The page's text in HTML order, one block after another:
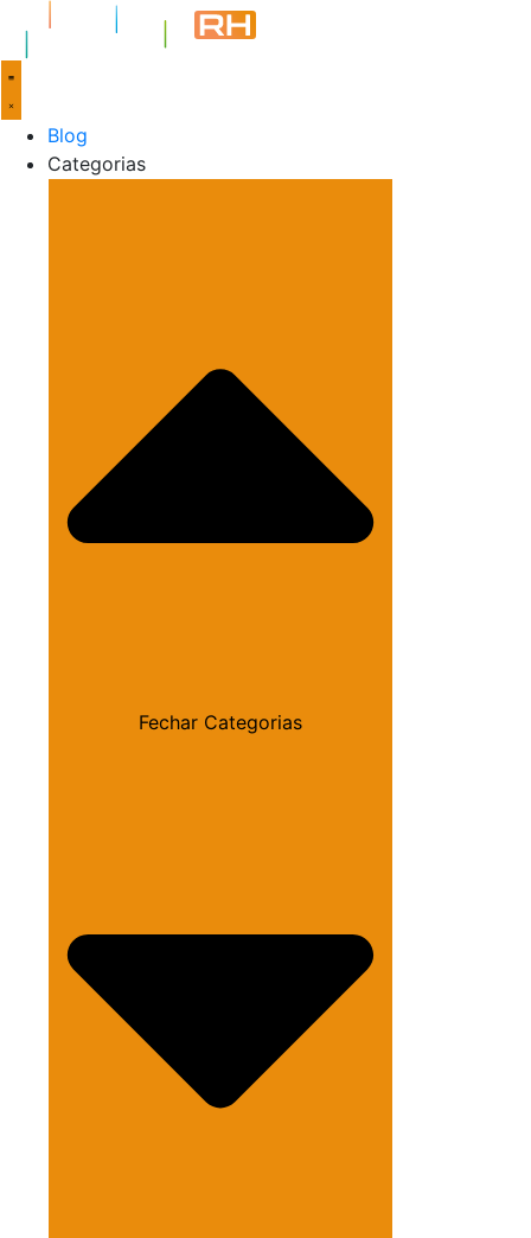
Blog
Categorias
Fechar Categorias